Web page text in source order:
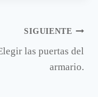
SIGUIENTE
las puertas del
armario.